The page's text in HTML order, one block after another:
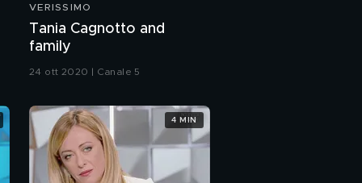
Un brutto momento
per Matilde Gioli
VERISSIMO
Tania Cagnotto and
family
24 ott 2020 | Canale 5
4 MIN